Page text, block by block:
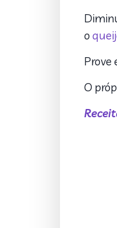
o
Prove
O